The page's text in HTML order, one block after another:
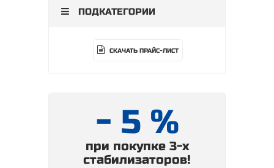
ПОДКАТЕГОРИИ
СКАЧАТЬ ПРАЙС-ЛИСТ
- 5 %
при покупке 3-х
стабилизаторов!